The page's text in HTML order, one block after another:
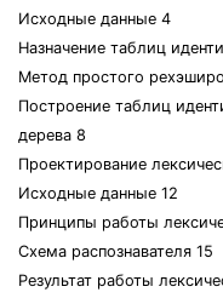
Исходные данные 4
Назначение таблиц
Метод простого
Построение таблиц
дерева 8
Проектирование
Исходные данные 12
Принципы работы
Схема распознавателя 15
Результат работы